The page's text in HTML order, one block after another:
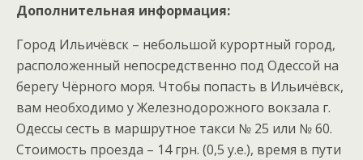
Дополнительная информация:
Город Ильичёвск – небольшой курортный город,
расположенный непосредственно под Одессой на
берегу Чёрного моря. Чтобы попасть в Ильичёвск,
вам необходимо у Железнодорожного вокзала г.
Одессы сесть в маршрутное такси № 25 или № 60.
Стоимость проезда – 14 грн. (0,5 у.е.), время в пути